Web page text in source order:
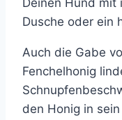
Deinen Hund mit
Dusche oder ein
Auch die Gabe
Fenchelhonig
den Honig in